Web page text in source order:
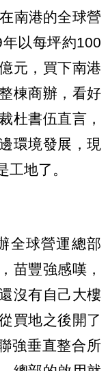
南港的全球營
以每坪約100
元，買下南港
棟商辦，看好
杜書伍直言，
環境發展，現
地了。
全球營運總部
苗豐強感嘆，
沒有自己大樓
買地之後開了
強垂直整合所